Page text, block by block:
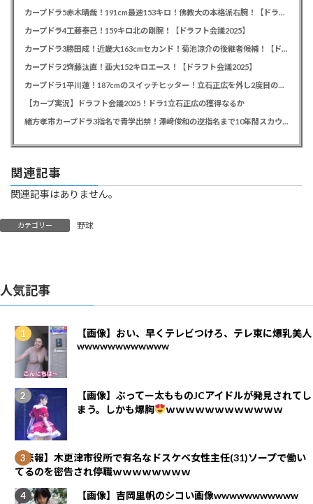
カープドラ5赤木晴哉！191cm最速153キロ！佛教大の本格派右腕！【ドラフト会議2025】
カープドラ4工藤泰己！159キロ北の剛腕！【ドラフト会議2025】
カープドラ3勝田成！近畿大163cmセカンド！菊池涼介の後継者候補！【ドラフト会議2025】
カープドラ2齊藤汰直！亜大152キロエース！【ドラフト会議2025】
カープドラ1平川蓮！187cmのスイッチヒッター！立石正広を外し2度目の重複も新井監督がクジを引き当てる！【ドラフト会議2025】
【カープ実況】ドラフト会議2025！ドラ1立石正広の獲得なるか
緒方孝市カープドラ3指名で青学出禁！澤﨑俊和の逆指名まで10年間スカウト出禁
関連記事
関連記事はありません。
カテゴリー 野球
人気記事
【画像】おい、早くテレビつけろ、テレ東に爆乳美人
wwwwwwwwwwww
【画像】ぶってー太もものJCアイドルが発見されてし
まう。しかも爆胸
ｗｗｗｗｗｗｗｗｗｗｗｗ
【悲報】木更津市役所で有名なドスケベ女性主任(31)ソープで働い
てるのを密告され停職ｗｗｗｗｗｗｗｗ
【画像】吉岡里帆のシコい画像wwwwwwwwwww